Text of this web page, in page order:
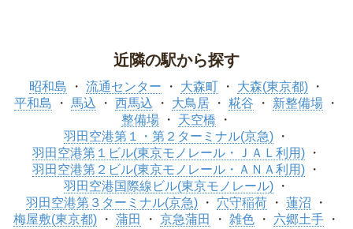
近隣の駅から探す
昭和島 流通センター 大森町
大森(東京都)
平和島
馬込 西馬込 大鳥居 糀谷
新整備場
整備場
天空橋
羽田空港第１・第２ターミナル(京急)
羽田空港第１ビル(東京モノレール・ＪＡＬ利用)
羽田空港第２ビル(東京モノレール・ＡＮＡ利用)
羽田空港国際線ビル(東京モノレール)
羽田空港第３ターミナル(京急)
穴守稲荷
蓮沼
梅屋敷(東京都)
蒲田 京急蒲田 雑色
六郷土手